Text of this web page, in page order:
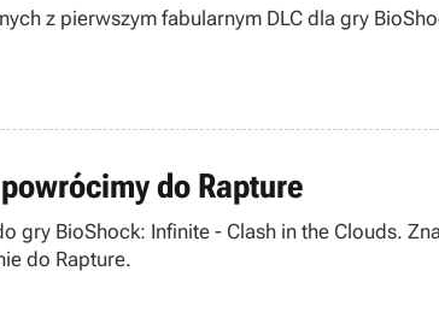
z pierwszym fabularnym DLC dla gry
do Rapture
gry BioShock: Infinite - Clash in the Clouds.
do Rapture.